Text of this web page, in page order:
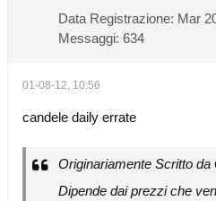
Data Registrazione: Mar
Messaggi: 634
01-08-12, 10:56
candele daily errate
Originariamente Scritto da
Dipende dai prezzi che